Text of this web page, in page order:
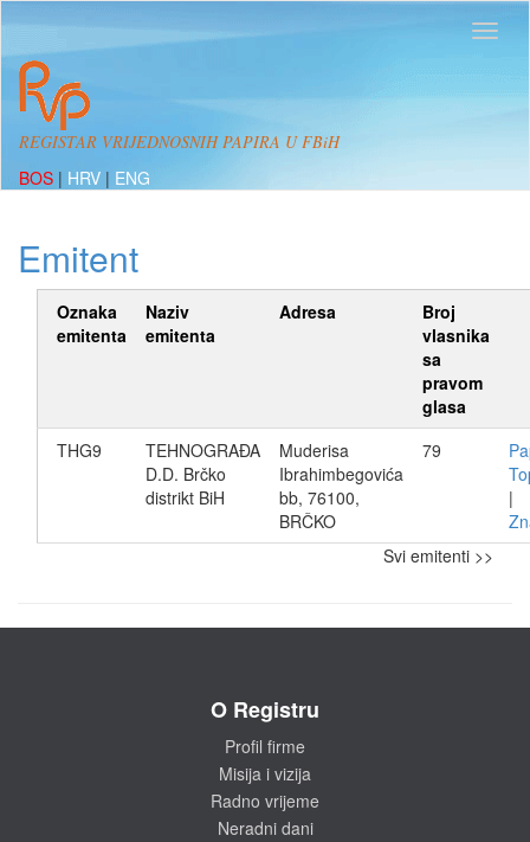
REGISTAR VRIJEDNOSNIH PAPIRA U FBiH
BOS | HRV | ENG
Emitent
Oznaka
emitenta
Naziv
emitenta
Adresa
Broj
vlasnika
sa
pravom
glasa
THG9
TEHNOGRAĐA
D.D. Brčko
distrikt BiH
Muderisa
Ibrahimbegovića
bb, 76100,
BRČKO
79
|
Svi emitenti >>
O Registru
Profil firme
Misija i vizija
Radno vrijeme
Neradni dani